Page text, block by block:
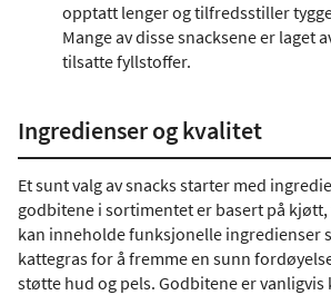
opptatt lenger og tilfredsstiller
Mange av disse snacksene er laget
tilsatte fyllstoffer.
Ingredienser og kvalitet
Et sunt valg av snacks starter med
godbitene i sortimentet er basert på
kan inneholde funksjonelle ingredienser
kattegras for å fremme en sunn
støtte hud og pels. Godbitene er